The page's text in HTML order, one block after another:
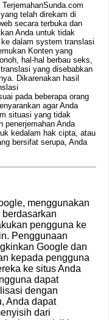
telah direkam di
secara terbuka dan
Anda untuk tidak
dalam system translasi
Konten yang
hal-hal berbau seks,
yang disebabkan
Dikarenakan hasil
pada beberapa orang
agar Anda
situasi yang tidak
penerjemahan Anda
kedalam hak cipta, atau
bersifat serupa, Anda
menggunakan
pengguna ke
Penggunaan
Google dan
kepada pengguna
ke situs Anda
dapat
dengan
Anda dapat
dari